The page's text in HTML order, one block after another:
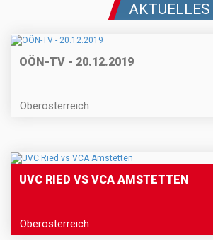
OÖN-TV - 20.12.2019
Oberösterreich
UVC RIED VS VCA AMSTETTEN
Oberösterreich